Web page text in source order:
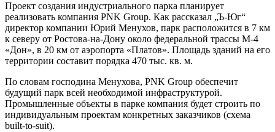
Проект создания индустриального парка планирует
реализовать компания PNK Group. Как рассказал „Ъ-Юг“
директор компании Юрий Менухов, парк расположится в 7 км
к северу от Ростова-на-Дону около федеральной трассы М-4
«Дон», в 20 км от аэропорта «Платов». Площадь зданий на его
территории составит порядка 470 тыс. кв. м.
По словам господина Менухова, PNK Group обеспечит
будущий парк всей необходимой инфраструктурой.
Промышленные объекты в парке компания будет строить по
индивидуальным проектам конкретных заказчиков (схема
built-to-suit).